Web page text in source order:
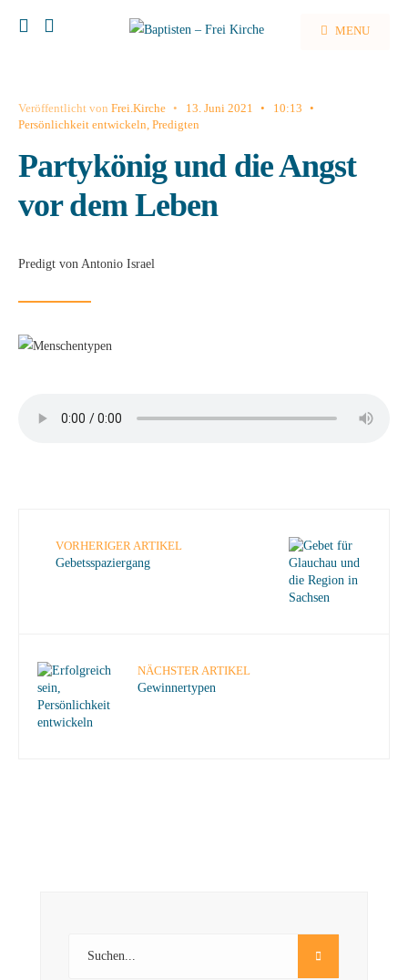
MENU
Veröffentlicht von Frei.Kirche • 13. Juni 2021 • 10:13 •
Persönlichkeit entwickeln, Predigten
Partykönig und die Angst
vor dem Leben
Predigt von Antonio Israel
VORHERIGER ARTIKEL
Gebetsspaziergang
NÄCHSTER ARTIKEL
Gewinnertypen